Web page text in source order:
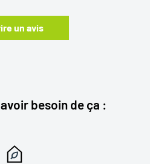
un avis
besoin de ça :